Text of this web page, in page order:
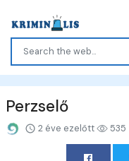
Perzselő
2 éve ezelőtt 535